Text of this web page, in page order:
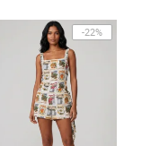
-22%